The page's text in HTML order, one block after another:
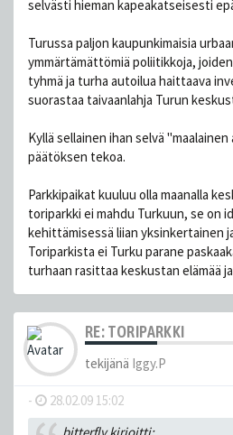
selvästi hieman kapeakatseisesti
Turussa paljon kaupunkimaisia
ymmärtämättömiä poliitikkoja,
tyhmä ja turha autoilua haittaava
suorastaa taivaanlahja Turun
Kyllä sellainen ihan selvä
päätöksen tekoa.
Parkkipaikat kuuluu olla maanalla
toriparkki ei mahdu Turkuun, se on
kehittämisessä liian yksinkertainen
Toriparkista ei Turku parane
turhaan rasittaa keskustan elämää
RE: TORIPARKKI
tekijänä Iggy.P
- 28.02.09 15:02
bitterfly kirjoitti: